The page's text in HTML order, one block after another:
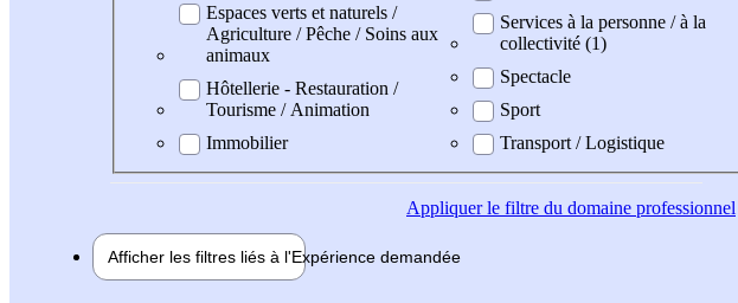
Espaces verts et naturels /
Agriculture / Pêche / Soins aux
animaux
Hôtellerie - Restauration /
Tourisme / Animation
Immobilier
Services à la personne / à la
collectivité (1)
Spectacle
Sport
Transport / Logistique
Appliquerle filtre du domaine professionnel
Afficher les filtres liés à l'Expérience demandée